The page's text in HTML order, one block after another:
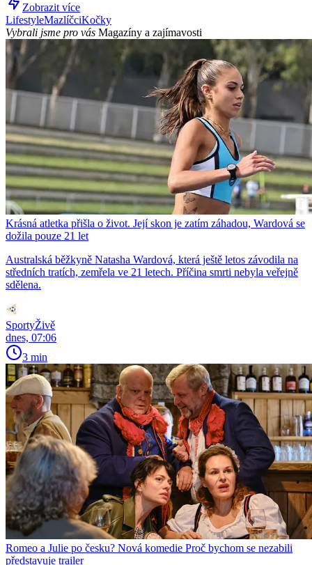
Zobrazit více
LifestyleMazlíčciKočky
Vybrali jsme pro vás Magazíny a zajímavosti
Krásná atletka přišla o život. Její skon je zatím záhadou, Wardová se
dožila pouze 21 let
Australská běžkyně Natasha Wardová, která ještě letos závodila na
středních tratích, zemřela ve 21 letech. Příčina smrti nebyla veřejně
sdělena.
SportyŽivě
dnes, 07:06
3 min
Romeo a Julie po česku? Nová komedie Proč bychom se nezabili
představuje trailer